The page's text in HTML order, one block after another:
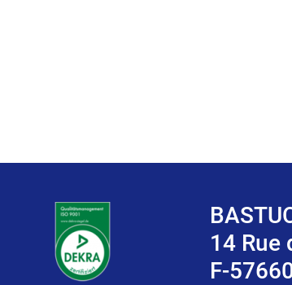
14 Rue
F-